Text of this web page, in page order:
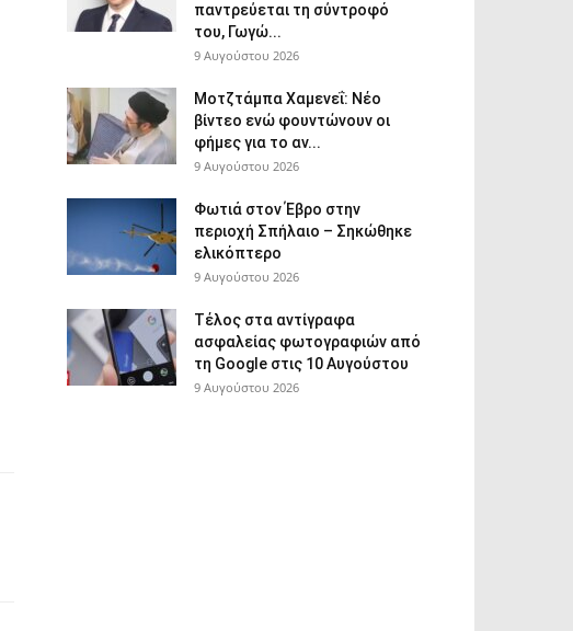
παντρεύεται τη σύντροφό
του, Γωγώ...
9 Αυγούστου 2026
Μοτζτάμπα Χαμενεΐ: Νέο
βίντεο ενώ φουντώνουν οι
φήμες για το αν...
9 Αυγούστου 2026
Φωτιά στον Έβρο στην
περιοχή Σπήλαιο – Σηκώθηκε
ελικόπτερο
9 Αυγούστου 2026
Τέλος στα αντίγραφα
ασφαλείας φωτογραφιών από
τη Google στις 10 Αυγούστου
9 Αυγούστου 2026